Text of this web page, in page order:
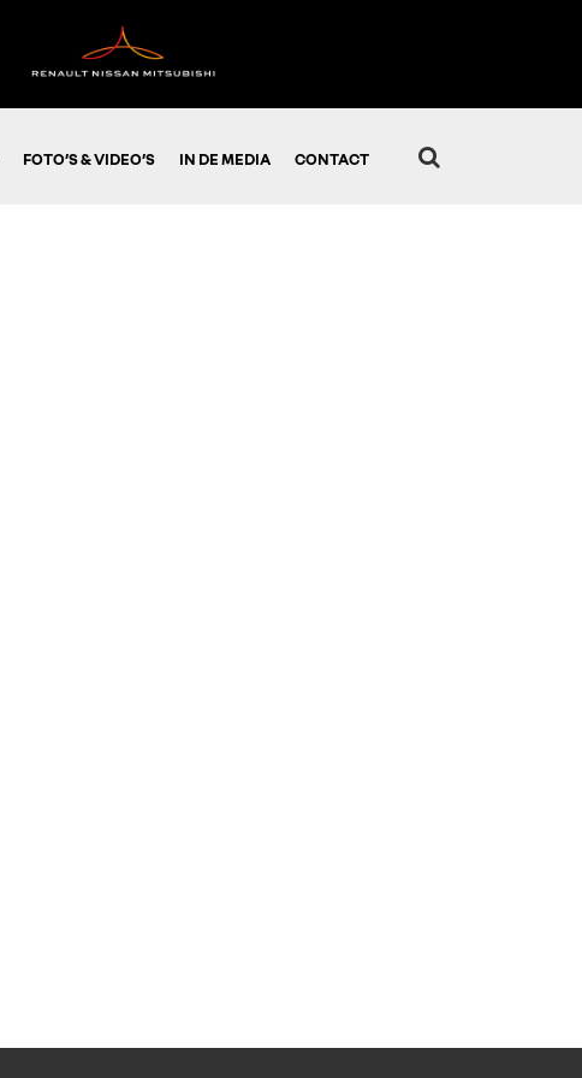
FOTO’S & VIDEO’S IN DE MEDIA CONTACT